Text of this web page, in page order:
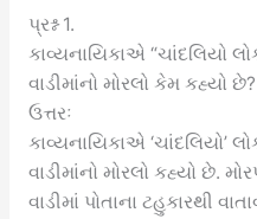
પ્રશ્ન 1.
કાવ્યનાયિકાએ “ચાંદલિયો
વાડીમાંનો મોરલો કેમ કહ્યો છે?
ઉત્તરઃ
કાવ્યનાયિકાએ ‘ચાંદલિયો’
વાડીમાંનો મોરલો કહ્યો છે.
વાડીમાં પોતાના ટહુકારથી